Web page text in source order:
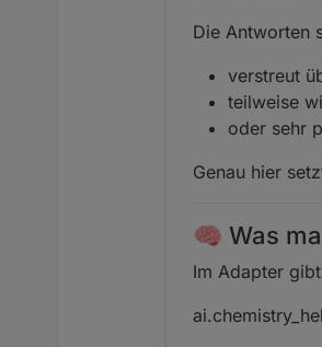
Die Antworten
verstreut
teilweise
oder sehr
Genau hier
🧠 Was
Im Adapter